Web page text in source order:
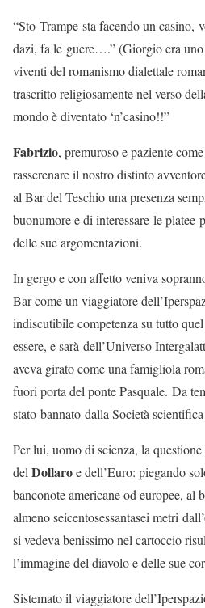
“Sto Trampe sta facendo un casino,
dazi, fa le guere….” (Giorgio era
viventi del romanismo dialettale
trascritto religiosamente nel verso
mondo è diventato ‘n’casino!!”
Fabrizio, premuroso e paziente
rasserenare il nostro distinto
al Bar del Teschio una presenza
buonumore e di interessare le platee
delle sue argomentazioni.
In gergo e con affetto veniva
Bar come un viaggiatore
indiscutibile competenza su tutto
essere, e sarà dell’Universo
aveva girato come una famigliola
fuori porta del ponte Pasquale. Da
stato bannato dalla Società
Per lui, uomo di scienza, la
del Dollaroe dell’Euro: piegando
banconote americane od europee, al
almeno seicentosessantasei metri
si vedeva benissimo nel cartoccio
l’immagine del diavolo e delle sue
Sistemato il viaggiatore